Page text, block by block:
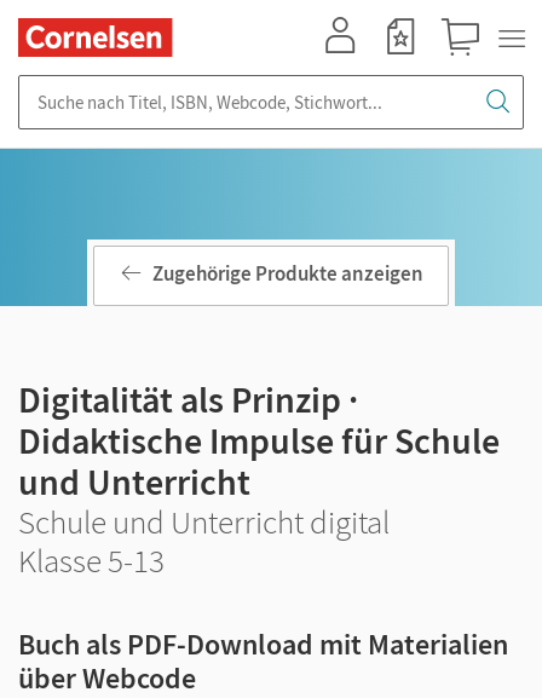
Zugehörige Produkte anzeigen
Digitalität als Prinzip ·
Didaktische Impulse für Schule
und Unterricht
Schule und Unterricht digital
Klasse 5-13
Buch als PDF-Download mit Materialien
über Webcode